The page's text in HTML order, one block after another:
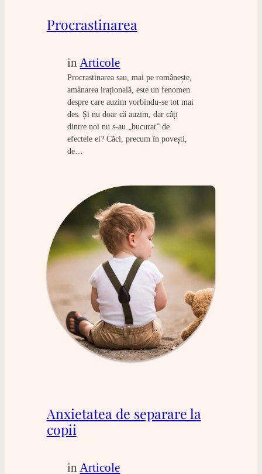
Procrastinarea
in Articole
Procrastinarea sau, mai pe românește,
amânarea irațională, este un fenomen
despre care auzim vorbindu-se tot mai
des. Și nu doar că auzim, dar câți
dintre noi nu s-au „bucurat” de
efectele ei? Căci, precum în povești,
de…
Anxietatea de separare la
copii
in Articole